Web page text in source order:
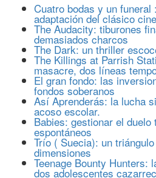
Cuatro bodas y un funeral
adaptación del clásico
The Audacity: tiburones
demasiados charcos
The Dark: un thriller
The Killings at Parrish
masacre, dos líneas
El gran fondo: las
fondos soberanos
Así Aprenderás: la lucha
acoso escolar.
Babies: gestionar el
espontáneos
Trío ( Suecia): un
dimensiones
Teenage Bounty Hunters:
dos adolescentes